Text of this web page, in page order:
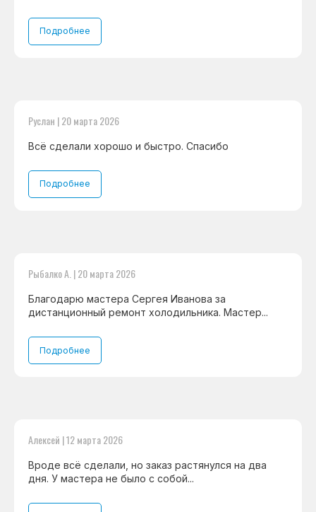
Подробнее
Руслан | 20 марта 2026
Всё сделали хорошо и быстро. Спасибо
Подробнее
Рыбалко А. | 20 марта 2026
Благодарю мастера Сергея Иванова за
дистанционный ремонт холодильника. Мастер...
Подробнее
Алексей | 12 марта 2026
Вроде всё сделали, но заказ растянулся на два
дня. У мастера не было с собой...